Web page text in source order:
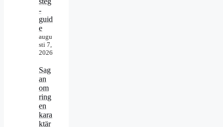
-
guid
e
augu
sti 7,
2026
Sag
an
om
ring
en
kara
ktär